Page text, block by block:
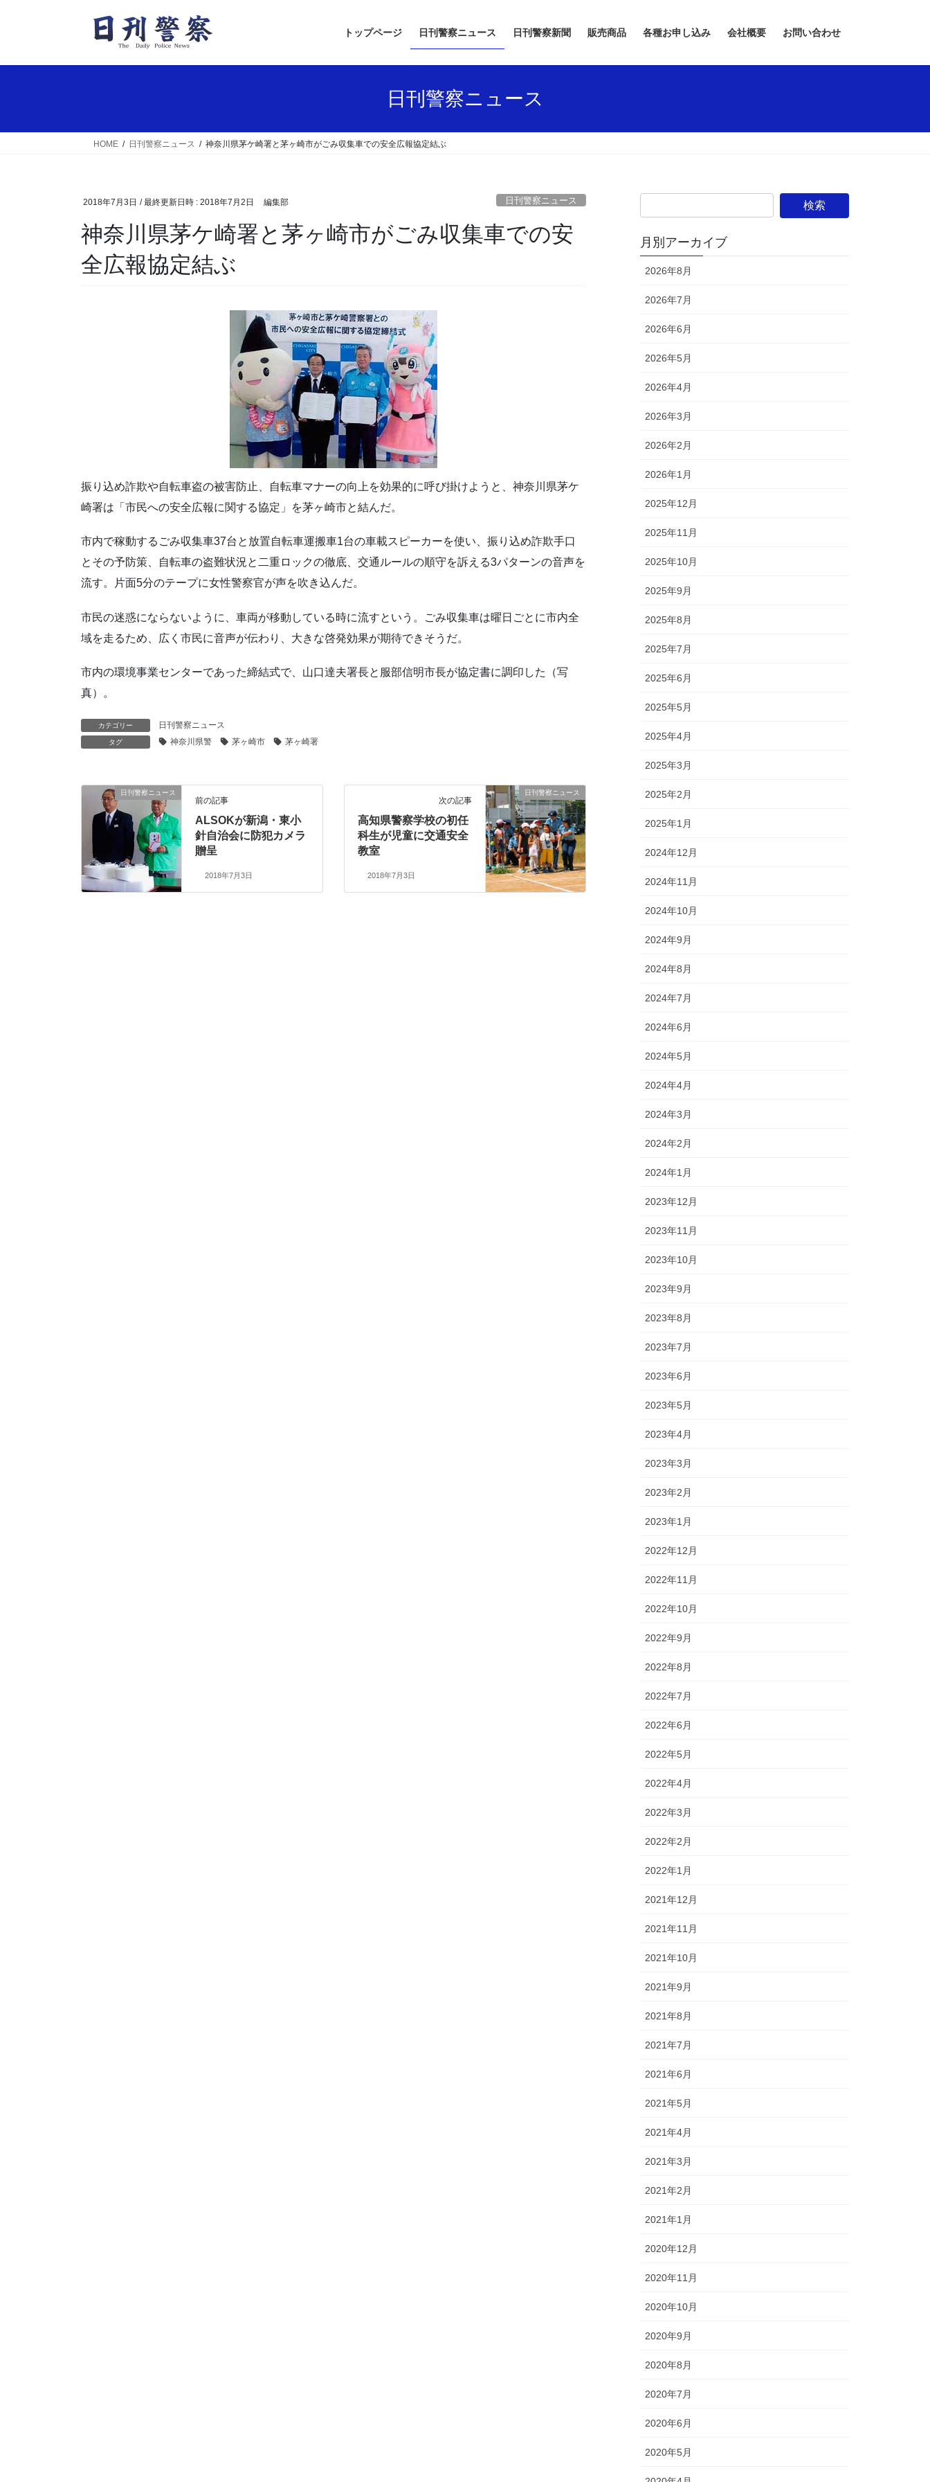
トップページ 日刊警察ニュース 日刊警察新聞 販売商品 各種お申し込み 会社概要 お問い合わせ
日刊警察ニュース
HOME 日刊警察ニュース 神奈川県茅ケ崎署と茅ヶ崎市がごみ収集車での安全広報協定結ぶ
2018年7月3日 / 最終更新日時 : 2018年7月2日 編集部 日刊警察ニュース
神奈川県茅ケ崎署と茅ヶ崎市がごみ収集車での安
全広報協定結ぶ
振り込め詐欺や自転車盗の被害防止、自転車マナーの向上を効果的に呼び掛けようと、神奈川県茅ケ
崎署は「市民への安全広報に関する協定」を茅ヶ崎市と結んだ。
市内で稼動するごみ収集車37台と放置自転車運搬車1台の車載スピーカーを使い、振り込め詐欺手口
とその予防策、自転車の盗難状況と二重ロックの徹底、交通ルールの順守を訴える3パターンの音声を
流す。片面5分のテープに女性警察官が声を吹き込んだ。
市民の迷惑にならないように、車両が移動している時に流すという。ごみ収集車は曜日ごとに市内全
域を走るため、広く市民に音声が伝わり、大きな啓発効果が期待できそうだ。
市内の環境事業センターであった締結式で、山口達夫署長と服部信明市長が協定書に調印した（写
真）。
カテゴリー 日刊警察ニュース
タグ 神奈川県警 茅ヶ崎市 茅ヶ崎署
日刊警察ニュース
前の記事
ALSOKが新潟・東小
針自治会に防犯カメラ
贈呈
2018年7月3日
日刊警察ニュース
次の記事
高知県警察学校の初任
科生が児童に交通安全
教室
2018年7月3日
月別アーカイブ
2026年8月
2026年7月
2026年6月
2026年5月
2026年4月
2026年3月
2026年2月
2026年1月
2025年12月
2025年11月
2025年10月
2025年9月
2025年8月
2025年7月
2025年6月
2025年5月
2025年4月
2025年3月
2025年2月
2025年1月
2024年12月
2024年11月
2024年10月
2024年9月
2024年8月
2024年7月
2024年6月
2024年5月
2024年4月
2024年3月
2024年2月
2024年1月
2023年12月
2023年11月
2023年10月
2023年9月
2023年8月
2023年7月
2023年6月
2023年5月
2023年4月
2023年3月
2023年2月
2023年1月
2022年12月
2022年11月
2022年10月
2022年9月
2022年8月
2022年7月
2022年6月
2022年5月
2022年4月
2022年3月
2022年2月
2022年1月
2021年12月
2021年11月
2021年10月
2021年9月
2021年8月
2021年7月
2021年6月
2021年5月
2021年4月
2021年3月
2021年2月
2021年1月
2020年12月
2020年11月
2020年10月
2020年9月
2020年8月
2020年7月
2020年6月
2020年5月